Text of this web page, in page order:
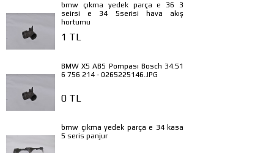
bmw çıkma yedek parça e 36 3
seirsi e 34 5serisi hava akış
hortumu
1 TL
BMW X5 ABS Pompası Bosch 34.51
6 756 214 - 0265225146.JPG
0 TL
bmw çıkma yedek parça e 34 kasa
5 seris panjur